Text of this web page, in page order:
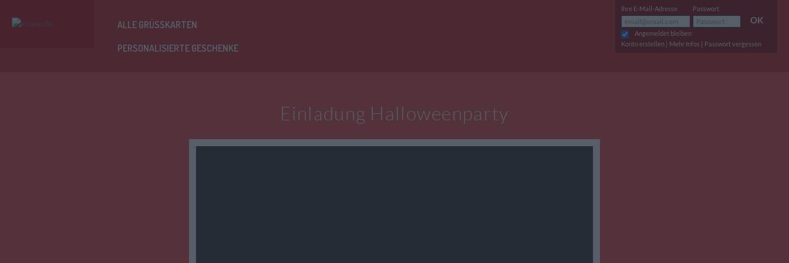
ALLE GRÜSSKARTEN
PERSONALISIERTE GESCHENKE
Ihre E-Mail-Adresse Passwort
OK
Angemeldet bleiben
Konto erstellen | Mehr Infos | Passwort vergessen
Einladung Halloweenparty